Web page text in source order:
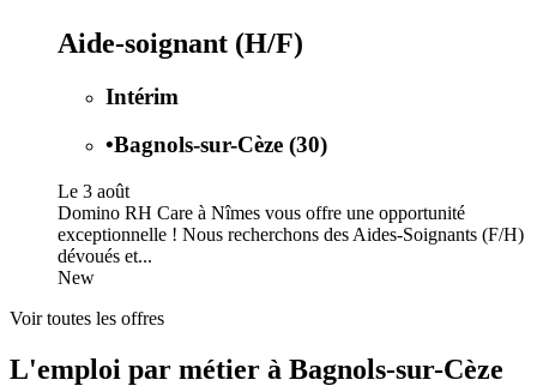
Aide-soignant (H/F)
Intérim
•Bagnols-sur-Cèze (30)
Le 3 août
Domino RH Care à Nîmes vous offre une opportunité
exceptionnelle ! Nous recherchons des Aides-Soignants (F/H)
dévoués et...
New
Voir toutes les offres
L'emploi par métier à Bagnols-sur-Cèze